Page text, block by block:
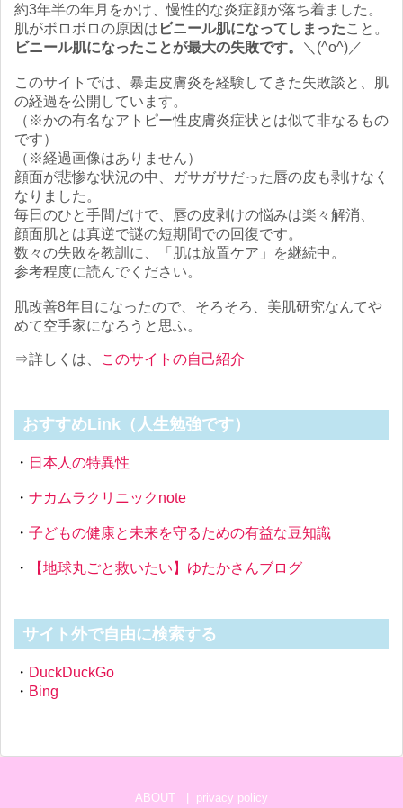
約3年半の年月をかけ、慢性的な炎症顔が落ち着ました。
肌がボロボロの原因は ビニール肌になってしまったこと。
ビニール肌になったことが最大の失敗です。
＼(^o^)／
このサイトでは、暴走皮膚炎を経験してきた失敗談と、肌
の経過を公開しています。
（※かの有名なアトピー性皮膚炎症状とは似て非なるもの
です）
（※経過画像はありません）
顔面が悲惨な状況の中、ガサガサだった唇の皮も剥けなく
なりました。
毎日のひと手間だけで、唇の皮剥けの悩みは楽々解消、
顔面肌とは真逆で謎の短期間での回復です。
数々の失敗を教訓に、「肌は放置ケア」を継続中。
参考程度に読んでください。
肌改善8年目になったので、そろそろ、美肌研究なんてや
めて空手家になろうと思ふ。
⇒詳しくは、 このサイトの自己紹介
おすすめLink（人生勉強です）
・ 日本人の特異性
・ ナカムラクリニックnote
・ 子どもの健康と未来を守るための有益な豆知識
・ 【地球丸ごと救いたい】ゆたかさんブログ
サイト外で自由に検索する
・ DuckDuckGo
・ Bing
ABOUT privacy policy